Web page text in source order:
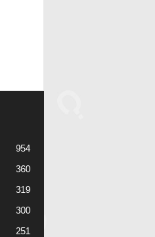
954
360
319
300
251